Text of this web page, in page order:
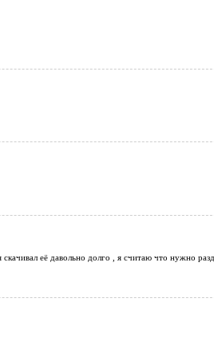
её давольно долго , я считаю что нужно